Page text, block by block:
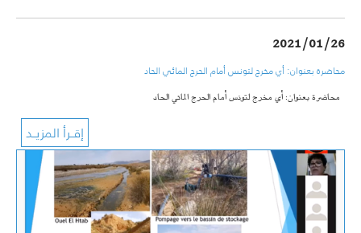
2021/01/26
محاضرة بعنوان: أي مخرج لتونس أمام الحرج المائي الحاد
محاضرة بعنوان: أي مخرج لتونس أمام الحرج المائي الحاد